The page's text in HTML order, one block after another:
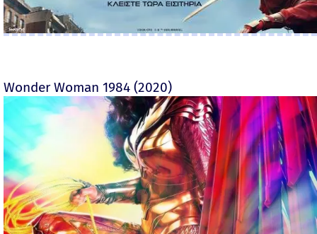
Wonder Woman 1984 (2020)